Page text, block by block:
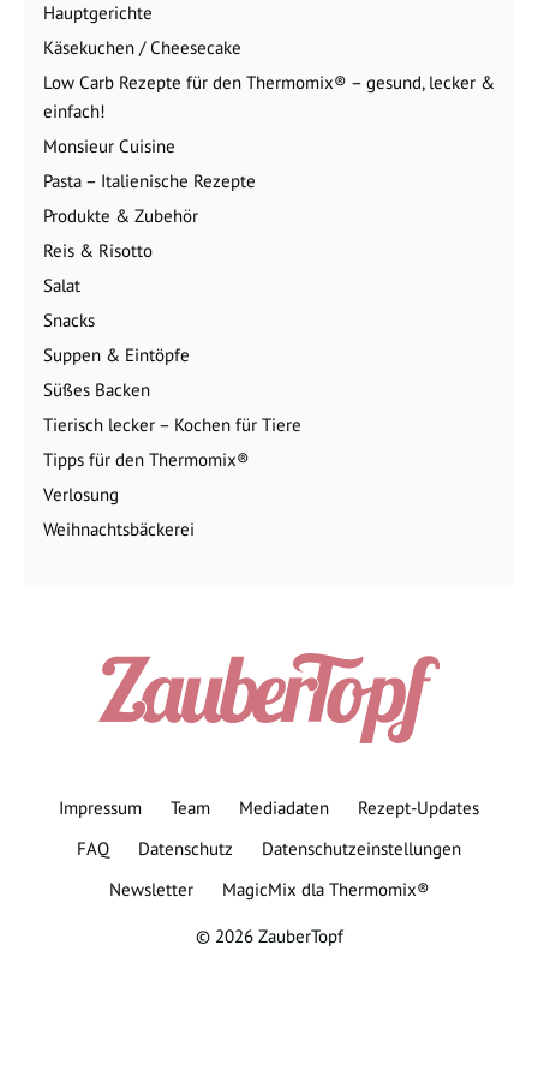
Hauptgerichte
Käsekuchen / Cheesecake
Low Carb Rezepte für den Thermomix® – gesund, lecker &
einfach!
Monsieur Cuisine
Pasta – Italienische Rezepte
Produkte & Zubehör
Reis & Risotto
Salat
Snacks
Suppen & Eintöpfe
Süßes Backen
Tierisch lecker – Kochen für Tiere
Tipps für den Thermomix®
Verlosung
Weihnachtsbäckerei
Impressum Team Mediadaten
Rezept-Updates
FAQ
Datenschutz
Datenschutzeinstellungen
Newsletter
MagicMix dla Thermomix®
© 2026 ZauberTopf